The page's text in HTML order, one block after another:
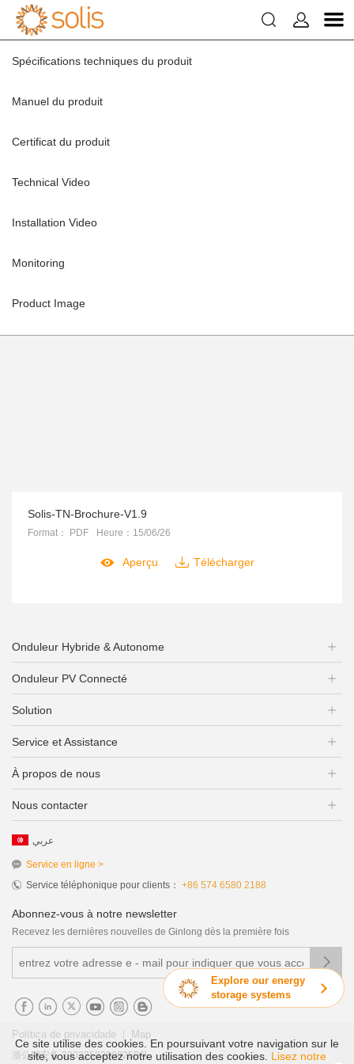
Ce site utilise des cookies. En poursuivant votre navigation sur le
site, vous acceptez notre utilisation des cookies. Lisez notre
Explore our energy
storage systems
 
Télécharger
Spécifications techniques du produit
Manuel du produit
Certificat du produit
Technical Video
Installation Video
Monitoring
Product Image
Solis-TN-Brochure-V1.9
Format： PDF Heure：15/06/26
 Aperçu  Télécharger
Onduleur Hybride & Autonome
Onduleur PV Connecté
Solution
Service et Assistance
À propos de nous
Nous contacter
عربي
Service en ligne >
Service téléphonique pour clients： +86 574 6580 2188
Abonnez-vous à notre newsletter
Recevez les dernières nouvelles de Ginlong dès la première fois

Política de privacidade Map
浙公网安备 33022502000250号